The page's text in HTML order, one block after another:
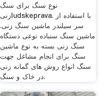
نوع سنگ برای سنگ
زنیludskeprava. با استفاده از
سر سیلندر ماشین سنگ زنی.
ماشین سنگ سنباده نوعی دستگاه
سنگ زنی بسته به نوع ماشین
سنگ برای انجام مشاغل جهت
سنگ انواع روش های گمانه زنی
در خاک و سنگ.